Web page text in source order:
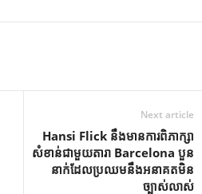
Next article
Hansi Flick នឹង​មាន​ការ​ពិភាក្សា​
សំខាន់​ជាមួយ​តារា Barcelona បួន​
នាក់​ដែល​ប្រឈម​នឹង​អនាគត​មិន​
ច្បាស់លាស់